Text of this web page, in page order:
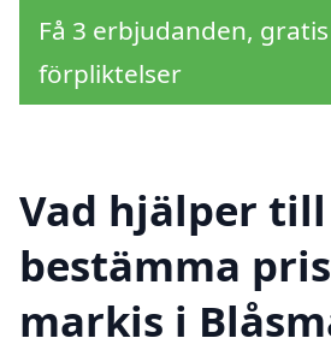
Få 3 erbjudanden,
förpliktelser
Vad hjälper
bestämma
markis i